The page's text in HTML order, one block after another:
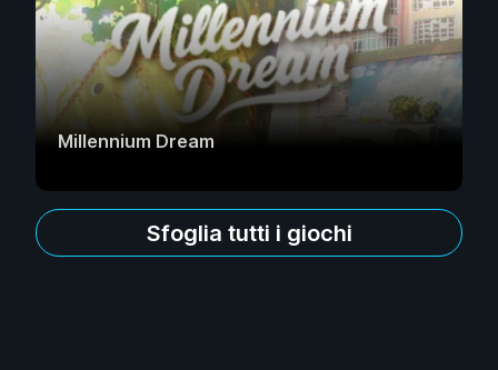
Millennium Dream
Sfoglia tutti i giochi